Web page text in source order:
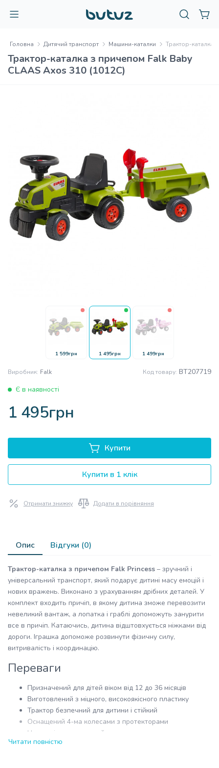
Головна Дитячий транспорт Машини-каталки Трактор-каталка
Трактор-каталка з причепом Falk Baby
CLAAS Axos 310 (1012С)
1 599грн 1 495грн 1 499грн
Виробник: Falk Код товару: BT207719
Є в наявності
1 495грн
Купити
Купити в 1 клік
Отримати знижку Додати в порівняння
Опис Відгуки (0)
Трактор-каталка з причепом Falk Princess – зручний і
універсальний транспорт, який подарує дитині масу емоцій і
нових вражень. Виконано з урахуванням дрібних деталей. У
комплект входить причіп, в якому дитина зможе перевозити
невеликий вантаж, а лопатка і граблі допоможуть занурити
все в причіп. Катаючись, дитина відштовхується ніжками від
дороги. Іграшка допоможе розвинути фізичну силу,
витривалість і координацію.
Переваги
Призначений для дітей віком від 12 до 36 місяців
Виготовлений з міцного, високоякісного пластику
Трактор безпечний для дитини і стійкий
Оснащений 4-ма колесами з протекторами
На кермі розташований сигнал
Сидіння не регулюється, закріплено на висоті, щоб
Читати повністю